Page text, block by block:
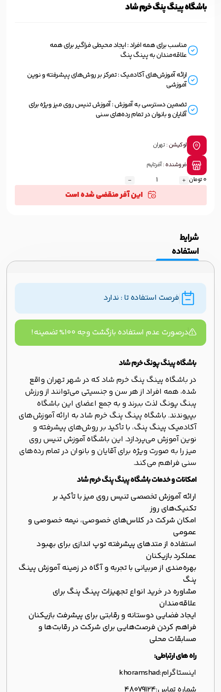
باشگاه پینگ پنگ خرم شاد
مناسب برای همه افراد : ایجاد محیطی فراگیر برای همه
علاقه‌مندان به پینگ پنگ
ارائه آموزش‌های آکادمیک : تمرکز بر روش‌های پیشرفته و نوین
آموزشی
تضمین دسترسی به آموزش : آموزش تنیس روی میز ویژه برای
آقایان و بانوان در تمام رده‌های سنی
لوکیشن :تهران
فروشنده :آفرتایم
0 تومان
این آفر منقضی شده است
شرایط
استفاده
فرصت استفاده تا : ندارد
درصورت عدم استفاده بازگشت وجه ۱۰۰% تضمینه!
باشگاه پینگ پونگ خرم شاد
در باشگاه پینگ پنگ خرم شاد که در شهر تهران واقع
شده، همه افراد از هر سن و جنسیتی می‌توانند از ورزش
پبنگ پونگ لذت ببرند و به جمع اعضای این باشگاه
بپیوندند. باشگاه پینگ پنگ خرم شاد به ارائه آموزش‌های
آکادمیک پینگ پنگ، با تأکید بر روش‌های پیشرفته و
نوین آموزش می‌پردازد. این باشگاه آموزش تنیس روی
میز را به صورت ویژه برای آقایان و بانوان در تمام رده‌های
سنی فراهم می‌کند.
امکانات و خدمات باشگاه پینگ پنگ خرم شاد
ارائه آموزش تخصصی تنیس روی میز با تأکید بر
تکنیک‌های روز
امکان شرکت در کلاس‌های خصوصی، نیمه خصوصی و
عمومی
استفاده از متدهای پیشرفته توپ اندازی برای بهبود
عملکرد بازیکنان
بهره‌مندی از مربیانی با تجربه و آگاه در زمینه آموزش پینگ
پنگ
مشاوره در خرید انواع تجهیزات پینگ پنگ برای
علاقه‌مندان
ایجاد فضایی دوستانه و رقابتی برای پیشرفت بازیکنان
فراهم کردن فرصت‌هایی برای شرکت در رقابت‌ها و
مسابقات محلی
راه های ارتباطی:
اینستاگرام:khoramshad